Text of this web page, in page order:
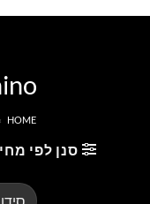
HOME
סנן לפי